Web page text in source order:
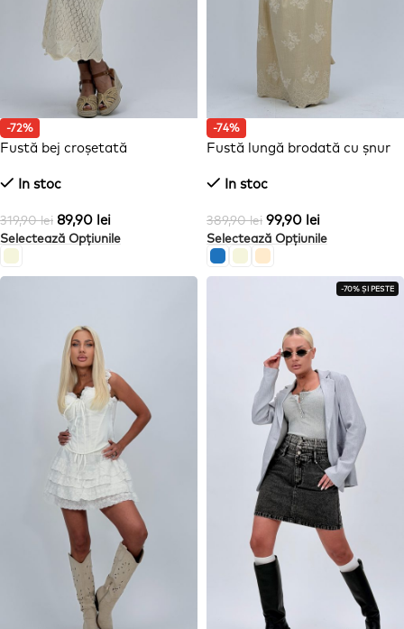
-72%
Fustă bej croșetată
In stoc
319,90lei 89,90 lei
Selectează Opțiunile
-74%
Fustă lungă brodată cu șnur
In stoc
389,90lei 99,90 lei
Selectează Opțiunile
-70% ȘI PESTE